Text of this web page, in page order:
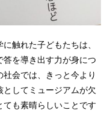
触れた子どもたちは、
を導き出す力が身につ
会では、きっと今より
してミュージアムが欠
も素晴らしいことです